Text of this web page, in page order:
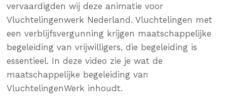
vervaardigden wij deze animatie voor
Vluchtelingenwerk Nederland.Vluchtelingen met
een verblijfsvergunning krijgen maatschappelijke
begeleiding van vrijwilligers, die begeleiding is
essentieel. In deze video zie je wat de
maatschappelijke begeleiding van
VluchtelingenWerk inhoudt.